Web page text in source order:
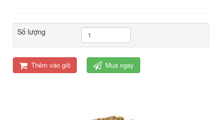
Số lượng
Thêm vào giỏ Mua ngay